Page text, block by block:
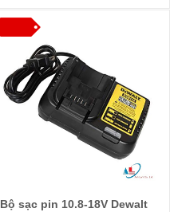
Bộ sạc pin 10.8-18V Dewalt